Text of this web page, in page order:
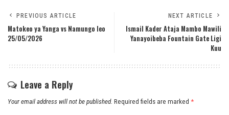
PREVIOUS ARTICLE
Matokeo ya Yanga vs Namungo leo
25/05/2026
NEXT ARTICLE
Ismail Kader Ataja Mambo Mawili
Yanayoibeba Fountain Gate Ligi
Kuu
Leave a Reply
Your email address will not be published. Required fields are marked *